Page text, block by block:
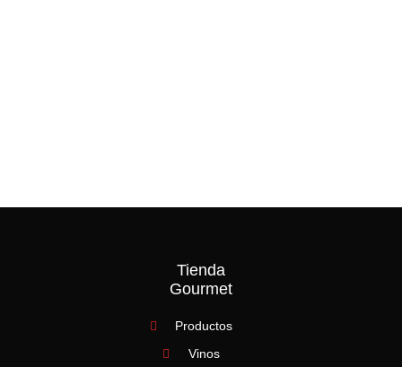
Tienda
Gourmet
Productos
Vinos